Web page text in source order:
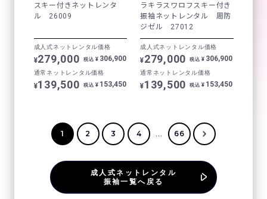
スキー付きネットレンタ
ル 26009
成人式ネットレンタル価格
¥279,000 税込 ¥ 306,900
通常ネットレンタル価格
¥139,500 税込 ¥ 153,450
ラキラスワロフスキー付き
振袖ネットレンタル 周防
ジゼル 27012
成人式ネットレンタル価格
¥279,000 税込 ¥ 306,900
通常ネットレンタル価格
¥139,500 税込 ¥ 153,450
1 2 3 4 ... 66
成人式ネットレンタル
振袖一覧へ戻る